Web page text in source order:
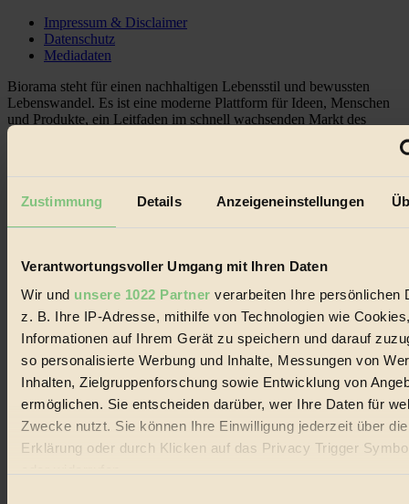
Zustimmung Details Anzeigeneinstellungen
Verantwortungsvoller Umgang mit Ihren Daten
Wir und unsere 1022 Partner verarbeiten Ihre persönlichen
z. B. Ihre IP-Adresse, mithilfe von Technologien wie
Informationen auf Ihrem Gerät zu speichern und darauf
so personalisierte Werbung und Inhalte, Messungen von
Inhalten, Zielgruppenforschung sowie Entwicklung von
ermöglichen. Sie entscheiden darüber, wer Ihre Daten für
Zwecke nutzt. Sie können Ihre Einwilligung jederzeit über
Erklärung oder durch Klicken auf das Privacy Trigger
Impressum & Disclaimer
Datenschutz
Mediadaten
Biorama steht für einen nachhaltigen Lebensstil und bewussten
Lebenswandel. Es ist eine moderne Plattform für Ideen, Menschen
und Produkte, ein Leitfaden im schnell wachsenden Markt des
Handels mit Bioprodukten, des Fair-Trade sowie der Branche
22.601 Fans auf Facebook
Folge uns auf Instagram
Bio
Nachhaltigkeit
Vegan
#